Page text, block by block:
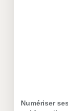
Numériser